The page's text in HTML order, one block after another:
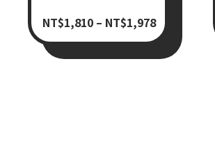
NT$1,810 – NT$1,978